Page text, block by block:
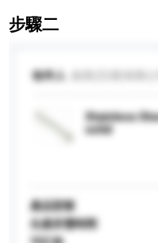
步驟二
收件人
Stainless
solid
產品型號
生產所需時間